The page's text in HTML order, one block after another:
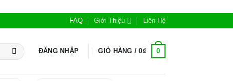
FAQ Giới Thiệu Liên Hệ
ĐĂNG NHẬP GIỎ HÀNG /0₫ 0